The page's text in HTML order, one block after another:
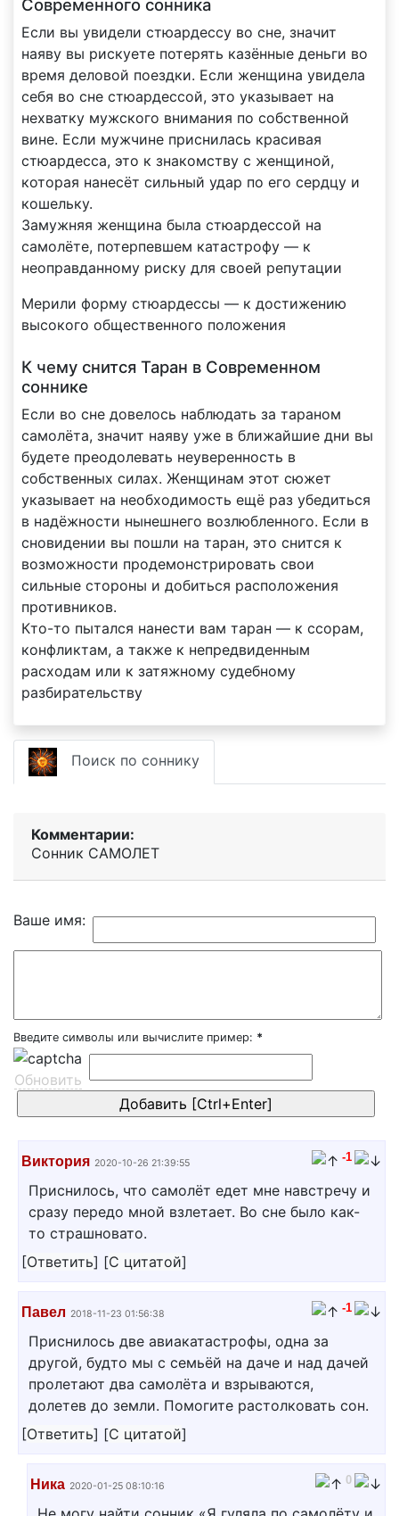
Современного сонника
Если вы увидели стюардессу во сне, значит
наяву вы рискуете потерять казённые деньги во
время деловой поездки. Если женщина увидела
себя во сне стюардессой, это указывает на
нехватку мужского внимания по собственной
вине. Если мужчине приснилась красивая
стюардесса, это к знакомству с женщиной,
которая нанесёт сильный удар по его сердцу и
кошельку.
Замужняя женщина была стюардессой на
самолёте, потерпевшем катастрофу — к
неоправданному риску для своей репутации
Мерили форму стюардессы — к достижению
высокого общественного положения
К чему снится Таран в Современном
соннике
Если во сне довелось наблюдать за тараном
самолёта, значит наяву уже в ближайшие дни вы
будете преодолевать неуверенность в
собственных силах. Женщинам этот сюжет
указывает на необходимость ещё раз убедиться
в надёжности нынешнего возлюбленного. Если в
сновидении вы пошли на таран, это снится к
возможности продемонстрировать свои
сильные стороны и добиться расположения
противников.
Кто-то пытался нанести вам таран — к ссорам,
конфликтам, а также к непредвиденным
расходам или к затяжному судебному
разбирательству
Поиск по соннику
Комментарии:
Сонник САМОЛЕТ
Ваше имя:
Введите символы или вычислите пример: *
Обновить
Виктория 2020-10-26 21:39:55 -1
Приснилось, что самолёт едет мне навстречу и
сразу передо мной взлетает. Во сне было как-
то страшновато.
[Ответить] [С цитатой]
Павел 2018-11-23 01:56:38 -1
Приснилось две авиакатастрофы, одна за
другой, будто мы с семьёй на даче и над дачей
пролетают два самолёта и взрываются,
долетев до земли. Помогите растолковать сон.
[Ответить] [С цитатой]
Ника 2020-01-25 08:10:16 0